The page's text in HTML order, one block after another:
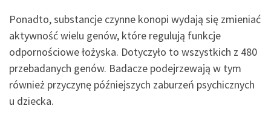
Ponadto, substancje czynne konopi wydają się zmieniać
aktywność wielu genów, które regulują funkcje
odpornościowe łożyska. Dotyczyło to wszystkich z 480
przebadanych genów. Badacze podejrzewają w tym
również przyczynę późniejszych zaburzeń psychicznych
u dziecka.